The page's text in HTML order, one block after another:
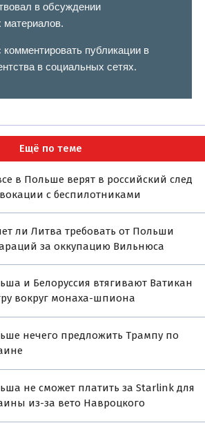
в обсуждении
материалов.
публикации в
в социальных сетях.
Ещё по теме
в Польше верят в российский след
с беспилотниками
ли Литва требовать от Польши
за оккупацию Вильнюса
и Белоруссия втягивают Ватикан
вокруг монаха-шпиона
нечего предложить Трампу по
не сможет платить за Starlink для
из-за вето Навроцкого